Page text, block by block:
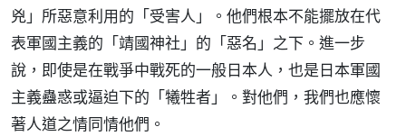
兇」所惡意利用的「受害人」。他們根本不能擺放在代
表軍國主義的「靖國神社」的「惡名」之下。進一步
說，即使是在戰爭中戰死的一般日本人，也是日本軍國
主義蠱惑或逼迫下的「犧牲者」。對他們，我們也應懷
著人道之情同情他們。